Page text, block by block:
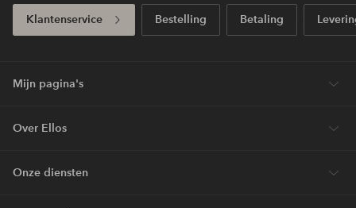
Klantenservice Bestelling Betaling
Mijn pagina's
Over Ellos
Onze diensten